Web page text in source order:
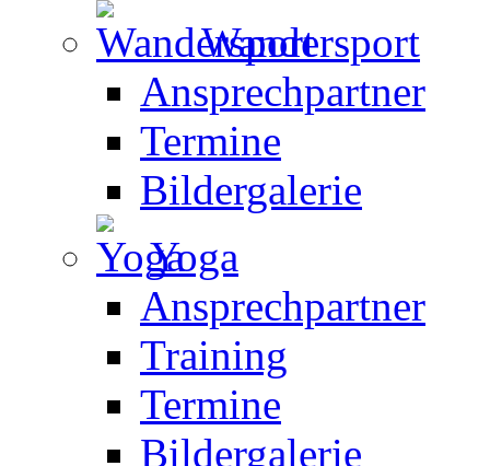
Wandersport
Ansprechpartner
Termine
Bildergalerie
Yoga
Ansprechpartner
Training
Termine
Bildergalerie